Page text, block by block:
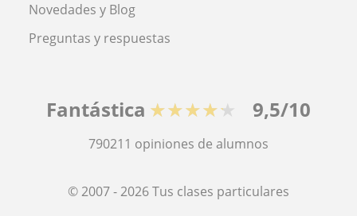
Novedades y Blog
Preguntas y respuestas
Fantástica ★★★★★ 9,5/10
790211 opiniones de alumnos
© 2007 - 2026 Tus clases particulares